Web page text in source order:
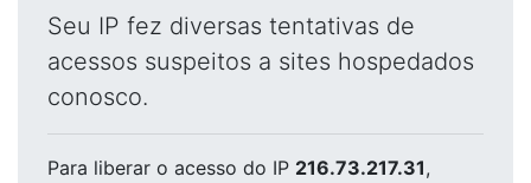
Seu IP fez diversas tentativas de
acessos suspeitos a sites hospedados
conosco.
Para liberar o acesso do IP 216.73.217.31,